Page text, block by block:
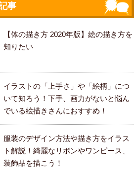
事
【体の描き方 2020年版】絵の描き方を
知りたい
イラストの「上手さ」や「絵柄」につ
いて知ろう！下手、画力がないと悩ん
でいる絵描きさんにおすすめ！
服装のデザイン方法や描き方をイラス
ト解説！綺麗なリボンやワンピース、
装飾品を描こう！